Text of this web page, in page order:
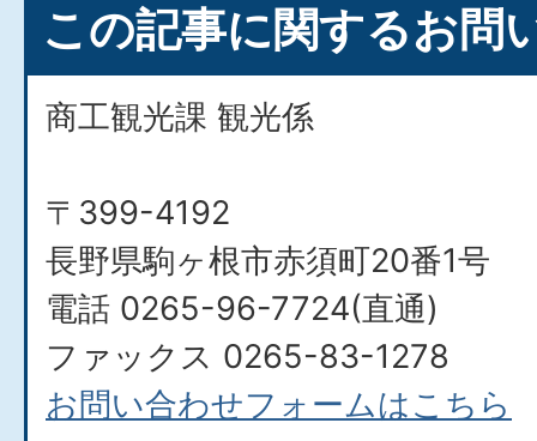
この記事に関するお問
商工観光課 観光係
〒399-4192
長野県駒ヶ根市赤須町20番1号
電話 0265-96-7724(直通)
ファックス 0265-83-1278
お問い合わせフォームはこちら